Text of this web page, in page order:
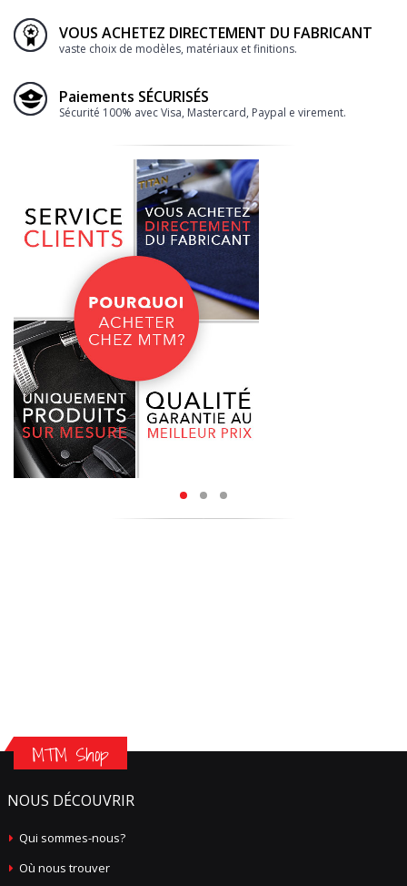
VOUS ACHETEZ DIRECTEMENT DU FABRICANT
vaste choix de modèles, matériaux et finitions.
Paiements SÉCURISÉS
Sécurité 100% avec Visa, Mastercard, Paypal e virement.
MTM Shop
NOUS DÉCOUVRIR
Qui sommes-nous?
Où nous trouver